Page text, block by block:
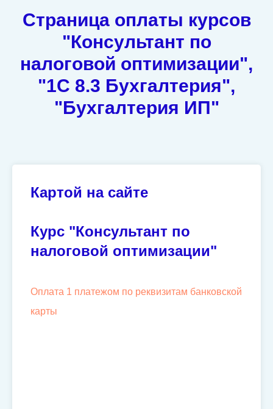
Страница оплаты курсов
"Консультант по
налоговой оптимизации",
"1С 8.3 Бухгалтерия",
"Бухгалтерия ИП"
Картой на сайте
Курс "Консультант по
налоговой оптимизации"
Оплата 1 платежом по реквизитам банковской
карты